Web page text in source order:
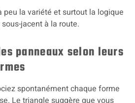
peu la variété et surtout la logique
jacent à la route.
panneaux selon leurs
spontanément chaque forme
Le triangle suggère que vous